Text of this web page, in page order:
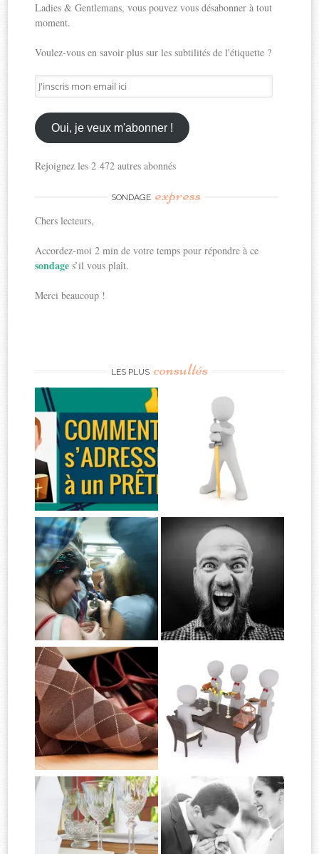
Ladies & Gentlemans, vous pouvez vous désabonner à tout
moment.
Voulez-vous en savoir plus sur les subtilités de l'étiquette ?
J'inscris
mon
email
ici
Oui, je veux m'abonner !
Rejoignez les 2 472 autres abonnés
SONDAGE express
Chers lecteurs,
Accordez-moi 2 min de votre temps pour répondre à ce
sondages’il vous plaît.
Merci beaucoup !
LES PLUS consultés